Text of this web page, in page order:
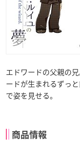
エドワードの父親の
ードが生まれるずっ
で姿を見せる。
商品情報